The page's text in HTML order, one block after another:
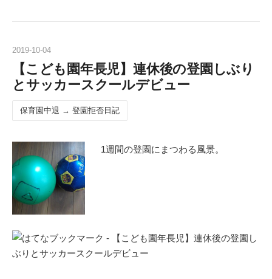
2019-10-04
【こども園年長児】連休後の登園しぶり
とサッカースクールデビュー
保育園中退 → 登園拒否日記
1週間の登園にまつわる風景。